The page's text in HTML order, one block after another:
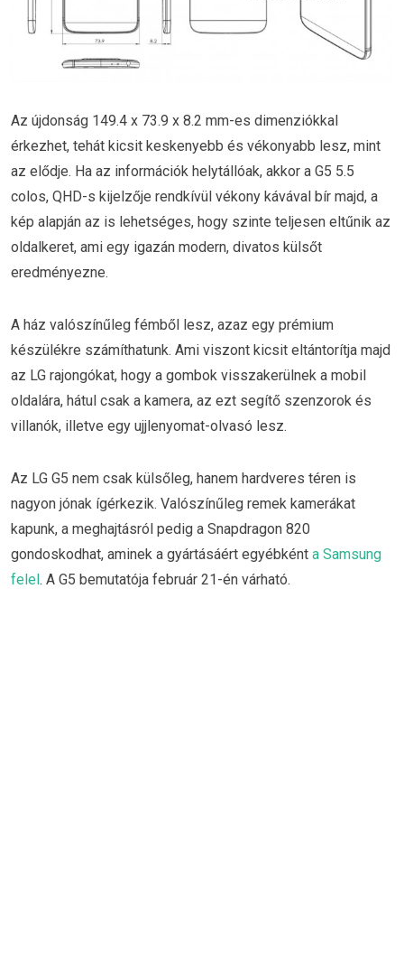
Az újdonság 149.4 x 73.9 x 8.2 mm-es dimenziókkal
érkezhet, tehát kicsit keskenyebb és vékonyabb lesz, mint
az elődje. Ha az információk helytállóak, akkor a G5 5.5
colos, QHD-s kijelzője rendkívül vékony kávával bír majd, a
kép alapján az is lehetséges, hogy szinte teljesen eltűnik az
oldalkeret, ami egy igazán modern, divatos külsőt
eredményezne.
A ház valószínűleg fémből lesz, azaz egy prémium
készülékre számíthatunk. Ami viszont kicsit eltántorítja majd
az LG rajongókat, hogy a gombok visszakerülnek a mobil
oldalára, hátul csak a kamera, az ezt segítő szenzorok és
villanók, illetve egy ujjlenyomat-olvasó lesz.
Az LG G5 nem csak külsőleg, hanem hardveres téren is
nagyon jónak ígérkezik. Valószínűleg remek kamerákat
kapunk, a meghajtásról pedig a Snapdragon 820
gondoskodhat, aminek a gyártásáért egyébként a Samsung
felel. A G5 bemutatója február 21-én várható.